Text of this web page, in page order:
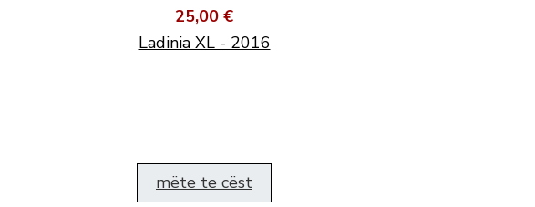
25,00 €
Ladinia XL - 2016
mëte te cëst